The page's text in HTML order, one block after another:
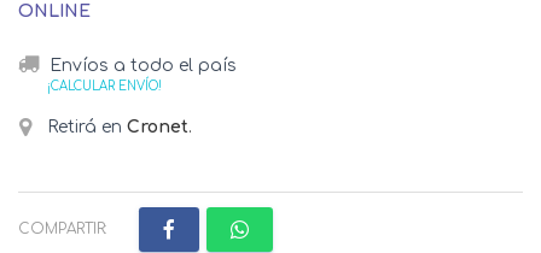
ONLINE
Envíos a todo el país
¡CALCULAR ENVÍO!
Retirá en Cronet.
COMPARTIR: